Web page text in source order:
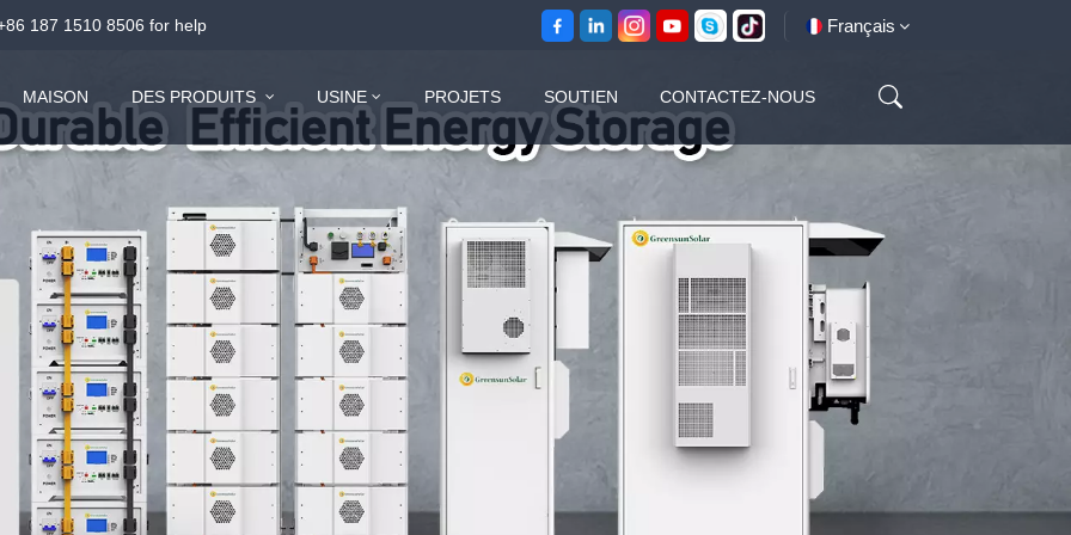
187 1510 8506 for help Français
español
MAISON DES PRODUITS USINE PROJETS SOUTIEN CONTACTEZ-NOUS